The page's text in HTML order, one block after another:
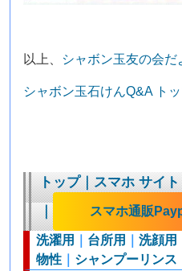
以上、 シャボン玉友の会だ
シャボン玉石けんQ&A ト
トップ｜スマホ サイト
｜
スマホ通販
洗濯用 台所用 ｜洗顔用
物性
シャンプーリンス